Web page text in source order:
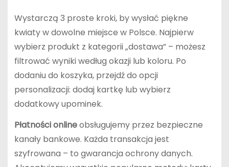
Wystarczą 3 proste kroki, by wysłać piękne
kwiaty w dowolne miejsce w Polsce. Najpierw
wybierz produkt z kategorii „dostawa” – możesz
filtrować wyniki według okazji lub koloru. Po
dodaniu do koszyka, przejdź do opcji
personalizacji: dodaj kartkę lub wybierz
dodatkowy upominek.
Płatności onlineobsługujemy przez bezpieczne
kanały bankowe. Każda transakcja jest
szyfrowana – to gwarancja ochrony danych.